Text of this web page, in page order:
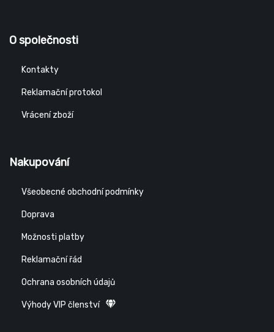
O společnosti
Kontakty
Reklamační protokol
Vrácení zboží
Nakupování
Všeobecné obchodní podmínky
Doprava
Možnosti platby
Reklamační řád
Ochrana osobních údajů
Výhody VIP členství